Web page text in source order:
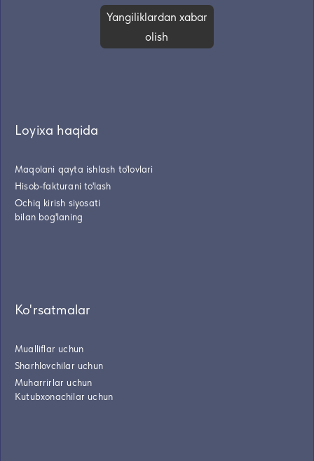
Yangiliklardan xabar
olish
Loyixa haqida
Maqolani qayta ishlash to'lovlari
Hisob-fakturani to'lash
Ochiq kirish siyosati
bilan bog'laning
Ko'rsatmalar
Mualliflar uchun
Sharhlovchilar uchun
Muharrirlar uchun
Kutubxonachilar uchun